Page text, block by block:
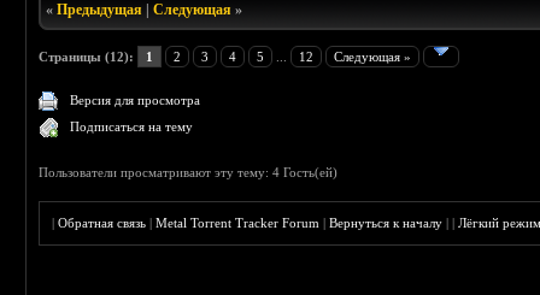
«Предыдущая |Следующая »
Страницы (12): 1 2 3 4 5 12 Следующая »
Версия для просмотра
Подписаться на тему
Пользователи просматривают эту тему: 4 Гость(ей)
|Обратная связь |Metal Torrent Tracker Forum |Вернуться к началу ||Лёгкий